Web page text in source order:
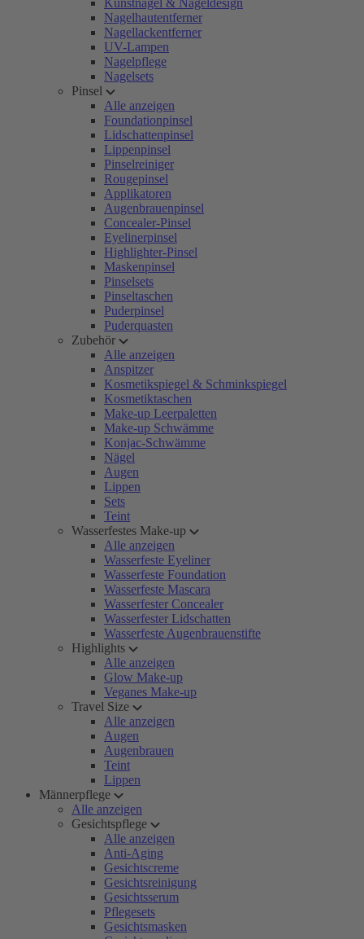
Kunstnägel & Nageldesign
Nagelhautentferner
Nagellackentferner
UV-Lampen
Nagelpflege
Nagelsets
Pinsel
Alle anzeigen
Foundationpinsel
Lidschattenpinsel
Lippenpinsel
Pinselreiniger
Rougepinsel
Applikatoren
Augenbrauenpinsel
Concealer-Pinsel
Eyelinerpinsel
Highlighter-Pinsel
Maskenpinsel
Pinselsets
Pinseltaschen
Puderpinsel
Puderquasten
Zubehör
Alle anzeigen
Anspitzer
Kosmetikspiegel & Schminkspiegel
Kosmetiktaschen
Make-up Leerpaletten
Make-up Schwämme
Konjac-Schwämme
Nägel
Augen
Lippen
Sets
Teint
Wasserfestes Make-up
Alle anzeigen
Wasserfeste Eyeliner
Wasserfeste Foundation
Wasserfeste Mascara
Wasserfester Concealer
Wasserfester Lidschatten
Wasserfeste Augenbrauenstifte
Highlights
Alle anzeigen
Glow Make-up
Veganes Make-up
Travel Size
Alle anzeigen
Augen
Augenbrauen
Teint
Lippen
Männerpflege
Alle anzeigen
Gesichtspflege
Alle anzeigen
Anti-Aging
Gesichtscreme
Gesichtsreinigung
Gesichtsserum
Pflegesets
Gesichtsmasken